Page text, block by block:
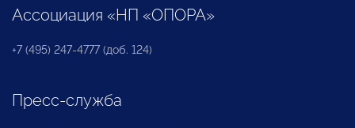
Ассоциация «НП «ОПОРА»
+7 (495) 247-4777 (доб. 124)
Пресс-служба